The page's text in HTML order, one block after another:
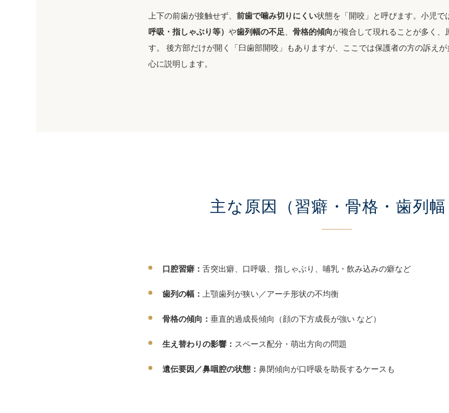
上下の前歯が接触せず、 前歯で噛み切りにくい状態を「開咬」と呼びます。小児で
呼吸・指しゃぶり等） や歯列幅の不足 骨格的傾向が複合して現れることが多く、
す。 後方部だけが開く「臼歯部開咬」もありますが、ここでは保護者の方の訴えが
心に説明します。
主な原因 （習癖・骨格・歯列
口腔習癖： 舌突出癖、口呼吸、指しゃぶり、哺乳・飲み込みの癖など
歯列の幅： 上顎歯列が狭い／アーチ形状の不均衡
骨格の傾向： 垂直的過成長傾向（顔の下方成長が強い など）
生え替わりの影響： スペース配分・萌出方向の問題
遺伝要因／鼻咽腔の状態： 鼻閉傾向が口呼吸を助長するケースも